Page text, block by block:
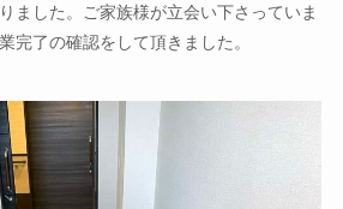
ました。ご家族様が立会い下さっていま
完了の確認をして頂きました。